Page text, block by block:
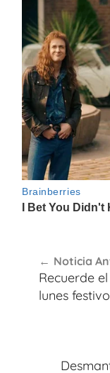
de
entradas
Noticia
Recuerde
lunes festivo